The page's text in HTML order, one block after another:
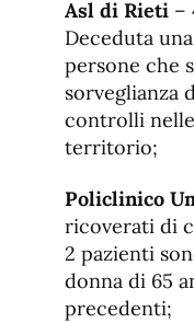
Asl di Rieti –
Deceduta
persone che
sorveglianza
controlli nelle
territorio;
Policlinico
ricoverati di
2 pazienti
donna di 65
precedenti;